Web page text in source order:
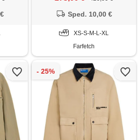
Sped. 10,00 €
XS-S-M-L-XL
Farfetch